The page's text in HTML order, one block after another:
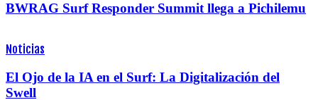
BWRAG Surf Responder Summit llega a Pichilemu
Noticias
El Ojo de la IA en el Surf: La Digitalización del
Swell